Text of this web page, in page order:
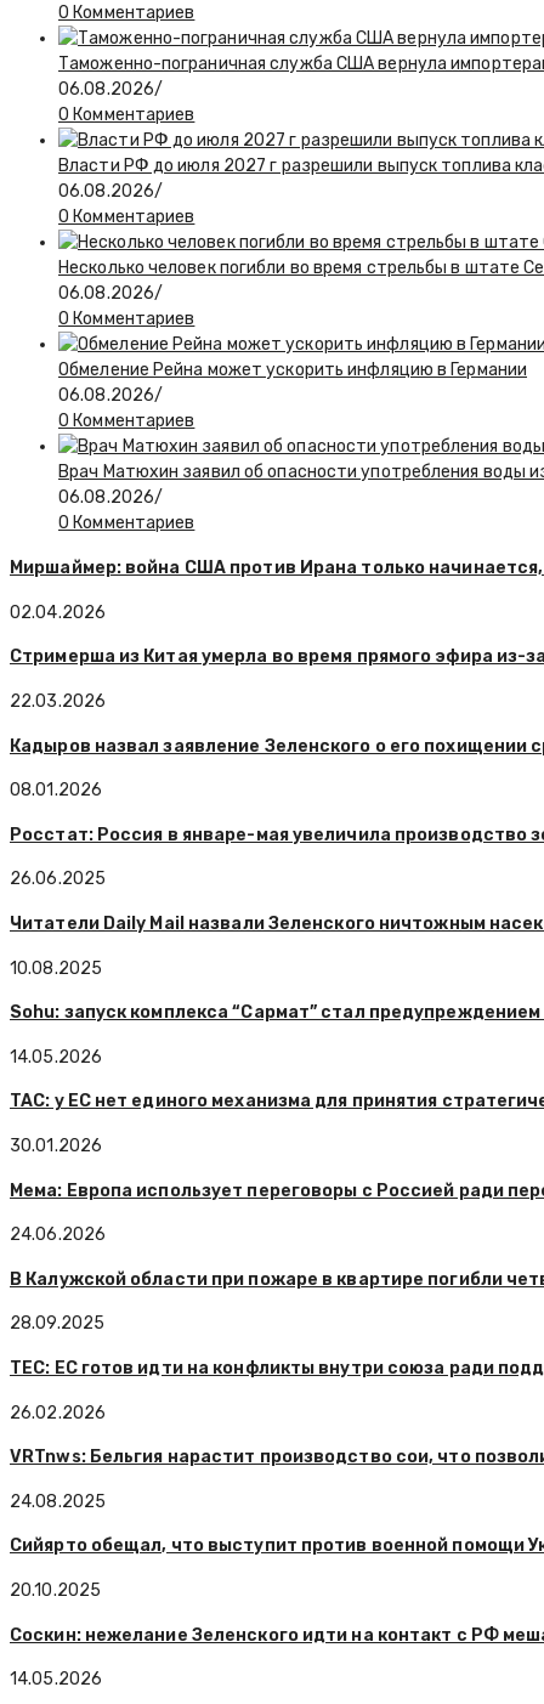
0 Комментариев
Таможенно-пограничная служба США вернула
06.08.2026/
0 Комментариев
Власти РФ до июля 2027 г разрешили выпуск топлива
06.08.2026/
0 Комментариев
Несколько человек погибли во время стрельбы в штате
06.08.2026/
0 Комментариев
Обмеление Рейна может ускорить инфляцию в Германии
06.08.2026/
0 Комментариев
Врач Матюхин заявил об опасности употребления воды
06.08.2026/
0 Комментариев
Миршаймер: война США против Ирана только
02.04.2026
Стримерша из Китая умерла во время прямого эфира из-
22.03.2026
Кадыров назвал заявление Зеленского о его похищении
08.01.2026
Росстат: Россия в январе-мая увеличила производство
26.06.2025
Читатели Daily Mail назвали Зеленского ничтожным
10.08.2025
Sohu: запуск комплекса “Сармат” стал
14.05.2026
TAC: у ЕС нет единого механизма для принятия
30.01.2026
Мема: Европа использует переговоры с Россией ради
24.06.2026
В Калужской области при пожаре в квартире погибли
28.09.2025
TEC: ЕС готов идти на конфликты внутри союза ради
26.02.2026
VRTnws: Бельгия нарастит производство сои, что
24.08.2025
Сийярто обещал, что выступит против военной помощи
20.10.2025
Соскин: нежелание Зеленского идти на контакт с РФ
14.05.2026